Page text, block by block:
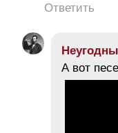
Ответить
А вот